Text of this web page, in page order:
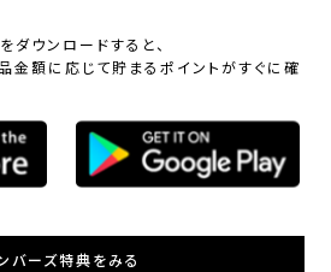
ウンロードすると、
金額に応じて貯まるポイントがすぐに確
バーズ特典をみる